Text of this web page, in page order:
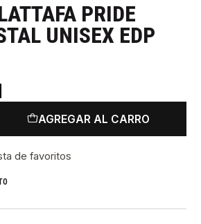
PRIDE
UNISEX EDP
AGREGAR AL CARRO
de favoritos